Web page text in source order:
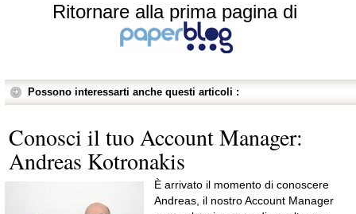
Ritornare alla prima pagina di
Possono interessarti anche questi articoli :
Conosci il tuo Account Manager:
Andreas Kotronakis
È arrivato il momento di conoscere
Andreas, il nostro Account Manager